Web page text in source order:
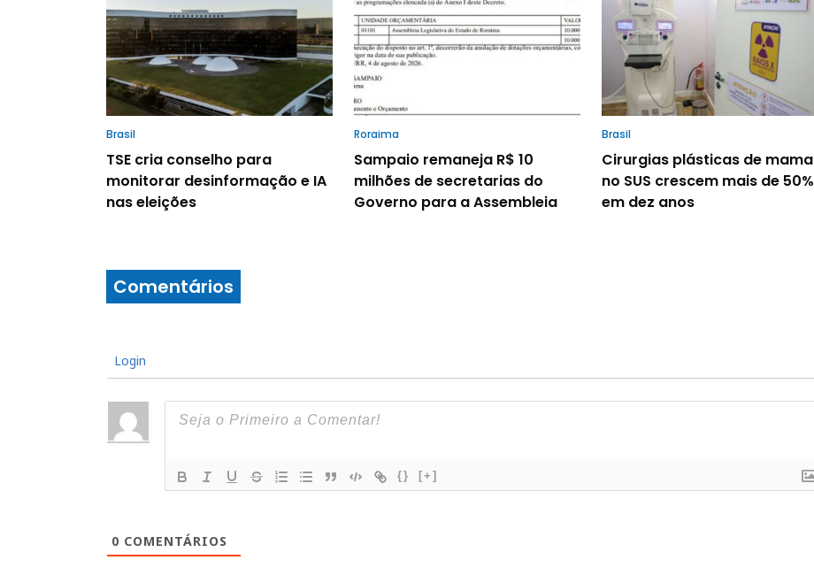
Brasil
TSE cria conselho para
monitorar desinformação e IA
nas eleições
Roraima
Sampaio remaneja R$ 10
milhões de secretarias do
Governo para a Assembleia
Brasil
Cirurgias plásticas de mama
no SUS crescem mais de 50%
em dez anos
Comentários
Login
{} [+]
0 COMENTÁRIOS